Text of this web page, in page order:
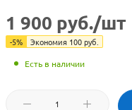
1 900 руб./шт
-5% Экономия 100руб.
Есть в наличии